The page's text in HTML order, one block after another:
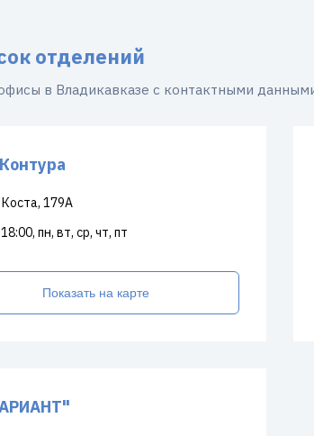
отделений
в Владикавказе с контактными
179А
пн, вт, ср, чт, пт
Показать на карте